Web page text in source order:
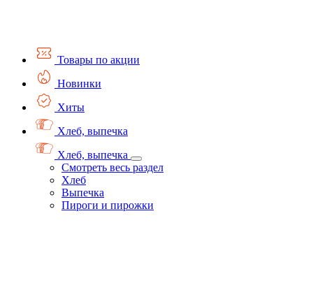
Товары по акции
Новинки
Хиты
Хлеб, выпечка
Хлеб, выпечка
Смотреть весь раздел
Хлеб
Выпечка
Пироги и пирожки